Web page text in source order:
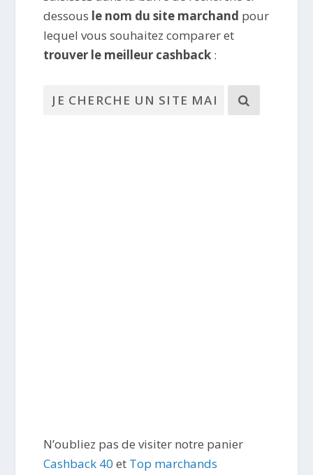
dessous le nom du site marchand pour
lequel vous souhaitez comparer et
trouver le meilleur cashback :
N’oubliez pas de visiter notre panier
Cashback 40 et Top marchands